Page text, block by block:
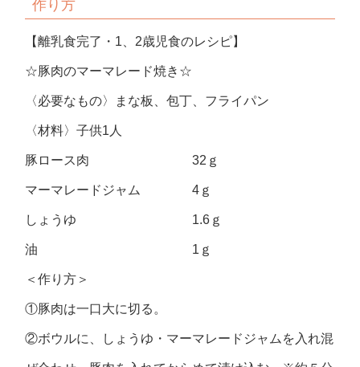
作り方
【離乳食完了・1、2歳児食のレシピ】
☆豚肉のマーマレード焼き☆
〈必要なもの〉まな板、包丁、フライパン
〈材料〉子供1人
豚ロース肉 32ｇ
マーマレードジャム 4ｇ
しょうゆ 1.6ｇ
油 1ｇ
＜作り方＞
①豚肉は一口大に切る。
②ボウルに、しょうゆ・マーマレードジャムを入れ混